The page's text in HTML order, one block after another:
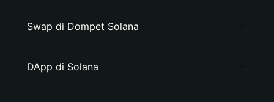
Swap di Dompet Solana
DApp di Solana